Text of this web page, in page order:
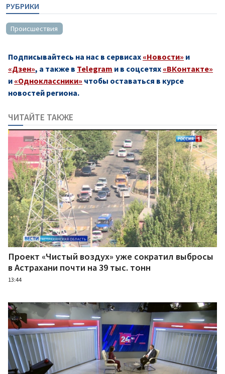
РУБРИКИ
Происшествия
Подписывайтесь на нас в сервисах «Новости» и
«Дзен», а также в Telegram и в соцсетях «ВКонтакте»
и «Одноклассники» чтобы оставаться в курсе
новостей региона.
ЧИТАЙТЕ ТАКЖЕ
Проект «Чистый воздух» уже сократил выбросы
в Астрахани почти на 39 тыс. тонн
13:44